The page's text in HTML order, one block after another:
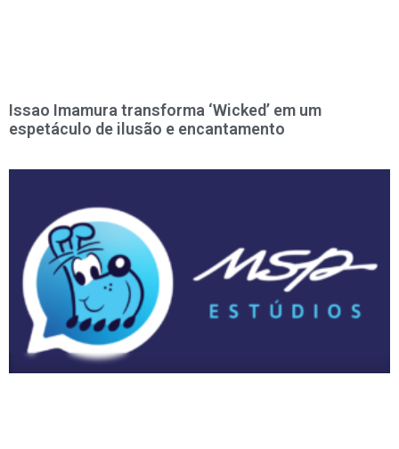
Issao Imamura transforma ‘Wicked’ em um
espetáculo de ilusão e encantamento